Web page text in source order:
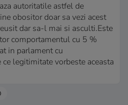
autoritatile astfel de
obositor doar sa vezi acest
dar sa-l mai si asculti.Este
comportamentul cu 5 %
in parlament cu
legitimitate vorbeste aceasta